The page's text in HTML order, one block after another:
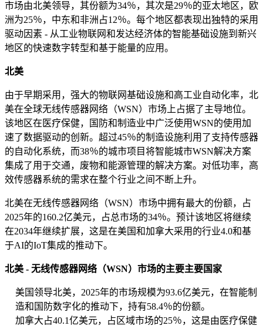
市场由北美领导，其份额为34％，其次是29％的亚太地区，欧
洲为25％，中东和非洲占12％。每个地区都表现出独特的采用
驱动因素 - 从工业物联网和发达经济体的智能基础设施到新兴
地区的快速数字转型和基于能量的应用。
北美
由于早期采用，强大的物联网基础设施和高工业自动化率，北
美在全球无线传感器网络（WSN）市场上占据了主导地位。
该地区在医疗保健，国防和制造业中广泛使用WSN的使用加
速了数据驱动的创新。超过45％的制造设施利用了支持传感器
的自动化系统，而38％的城市项目将智能城市WSN解决方案
集成了用于交通，废物和能源管理的解决方案。对低功率，高
效传感器系统的需求在整个行业之间不断上升。
北美在无线传感器网络（WSN）市场中拥有最大的份额，占
2025年的160.2亿美元，占总市场的34％。预计该地区将继续
在2034年继续扩展，这是在美国和加拿大采用的行业4.0和基
于AI的IoT集成的推动下。
北美 - 无线传感器网络（WSN）市场的主要主要国家
美国领导北美，2025年的市场规模为93.6亿美元，在智能制
造和国防数字化的推动下，持有58.4％的份额。
加拿大占40.1亿美元，占区域市场的25％，这是由医疗保健